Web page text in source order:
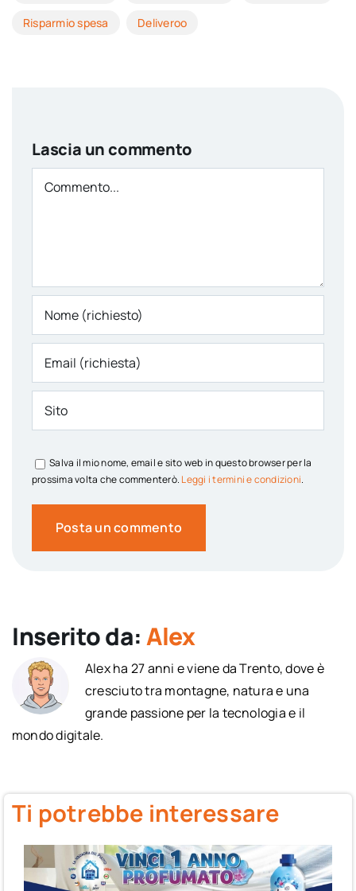
Risparmio spesa Deliveroo
Lascia un commento
Comment
Salva il mio nome, email e sito web in questo browser per la
prossima volta che commenterò. Leggi i termini e condizioni.
Inserito da:Alex
Alex ha 27 anni e viene da Trento, dove è
cresciuto tra montagne, natura e una
grande passione per la tecnologia e il
mondo digitale.
Ti potrebbe interessare